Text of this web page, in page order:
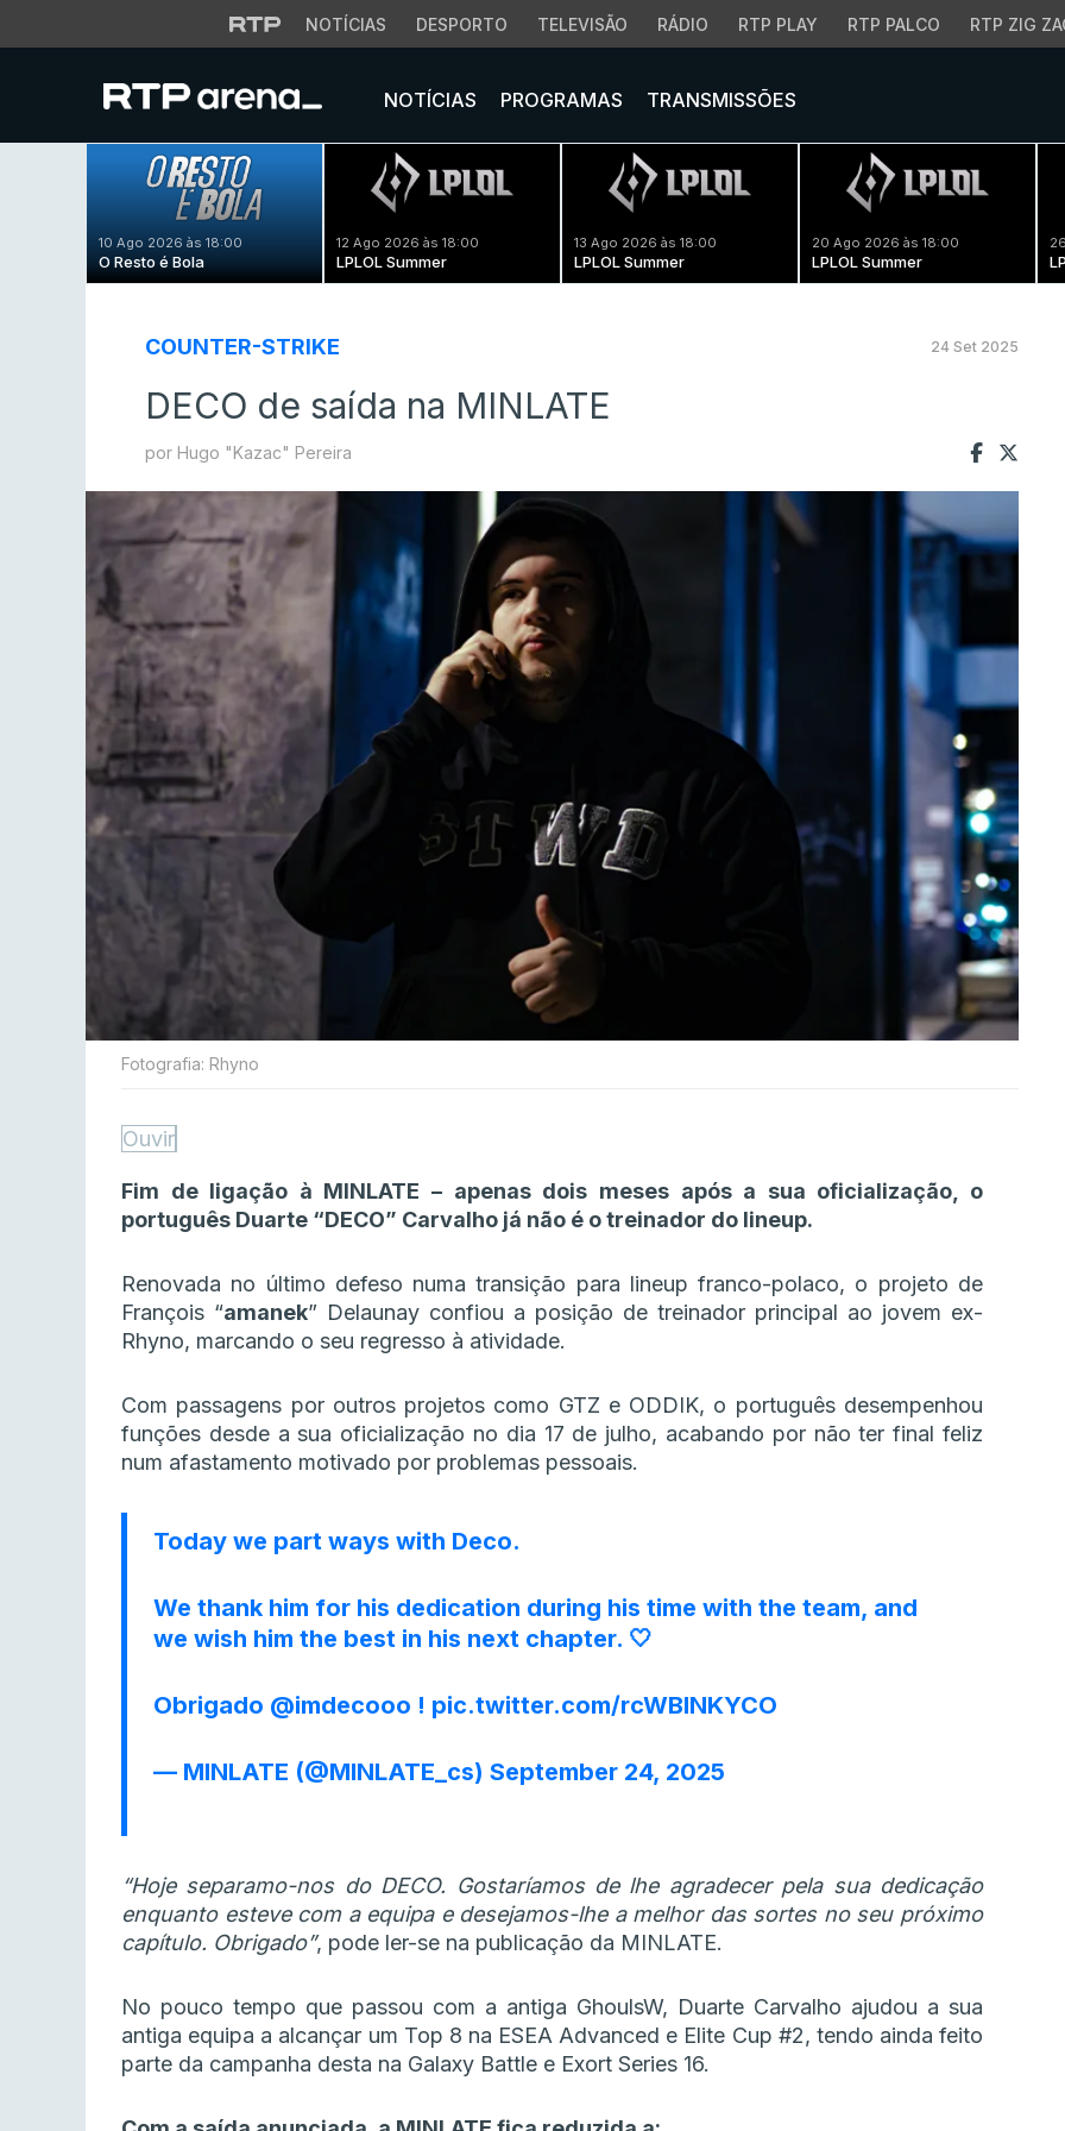
NOTÍCIAS DESPORTO TELEVISÃO RÁDIO RTP PLAY RTP PALCO RTP ZIG
NOTÍCIAS PROGRAMAS TRANSMISSÕES
10 Ago 2026 às 18:00
O Resto é Bola
12 Ago 2026 às 18:00
LPLOL Summer
13 Ago 2026 às 18:00
LPLOL Summer
20 Ago 2026 às 18:00
LPLOL Summer
COUNTER-STRIKE 24 Set 2025
DECO de saída na MINLATE
por Hugo "Kazac" Pereira
Fotografia: Rhyno
Ouvir
Fim de ligação à MINLATE – apenas dois meses após a sua oficialização, o
português Duarte “DECO” Carvalho já não é o treinador do lineup.
Renovada no último defeso numa transição para lineup franco-polaco, o projeto de
François “⁠amanek⁠” Delaunay confiou a posição de treinador principal ao jovem ex-
Rhyno, marcando o seu regresso à atividade.
Com passagens por outros projetos como GTZ e ODDIK, o português desempenhou
funções desde a sua oficialização no dia 17 de julho, acabando por não ter final feliz
num afastamento motivado por problemas pessoais.
Today we part ways with Deco.
We thank him for his dedication during his time with the team, and
we wish him the best in his next chapter. 🤍
Obrigado @imdecooo ! pic.twitter.com/rcWBINKYCO
— MINLATE (@MINLATE_cs) September 24, 2025
“Hoje separamo-nos do DECO. Gostaríamos de lhe agradecer pela sua dedicação
enquanto esteve com a equipa e desejamos-lhe a melhor das sortes no seu próximo
capítulo. Obrigado”, pode ler-se na publicação da MINLATE.
No pouco tempo que passou com a antiga GhoulsW, Duarte Carvalho ajudou a sua
antiga equipa a alcançar um Top 8 na ESEA Advanced e Elite Cup #2, tendo ainda feito
parte da campanha desta na Galaxy Battle e Exort Series 16.